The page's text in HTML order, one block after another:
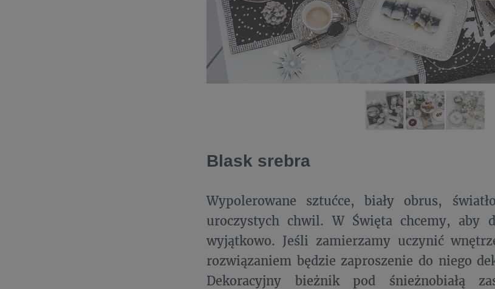
Blask srebra
Wypolerowane sztućce, biały obrus,
uroczystych chwil. W Święta chcemy, aby
wyjątkowo. Jeśli zamierzamy uczynić
rozwiązaniem będzie zaproszenie do niego
Dekoracyjny bieżnik pod śnieżnobiałą